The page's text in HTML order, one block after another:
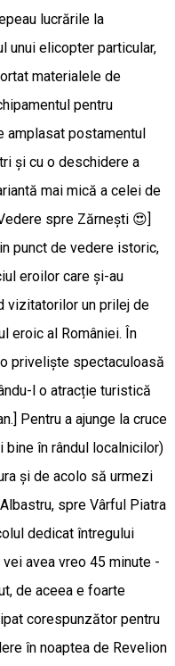
lucrările la
unui elicopter particular,
materialele de
pentru
amplasat postamentul
și cu o deschidere a
mai mică a celei de
spre Zărnești 😍]
punct de vedere istoric,
eroilor care și-au
vizitatorilor un prilej de
eroic al României. În
priveliște spectaculoasă
l o atracție turistică
Pentru a ajunge la cruce
bine în rândul localnicilor)
și de acolo să urmezi
spre Vârful Piatra
dedicat întregului
avea vreo 45 minute -
de aceea e foarte
corespunzător pentru
în noaptea de Revelion